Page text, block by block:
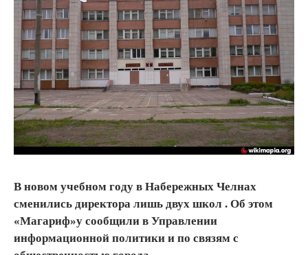
В новом учебном году в Набережных Челнах
сменились директора лишь двух школ . Об этом
«Магариф»у сообщили в Управлении
информационной политики и по связям с